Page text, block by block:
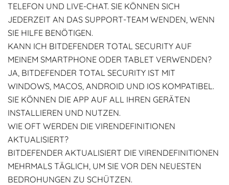
TELEFON UND LIVE-CHAT. SIE KÖNNEN SICH
JEDERZEIT AN DAS SUPPORT-TEAM WENDEN, WENN
SIE HILFE BENÖTIGEN.
KANN ICH BITDEFENDER TOTAL SECURITY AUF
MEINEM SMARTPHONE ODER TABLET VERWENDEN?
JA, BITDEFENDER TOTAL SECURITY IST MIT
WINDOWS, MACOS, ANDROID UND IOS KOMPATIBEL.
SIE KÖNNEN DIE APP AUF ALL IHREN GERÄTEN
INSTALLIEREN UND NUTZEN.
WIE OFT WERDEN DIE VIRENDEFINITIONEN
AKTUALISIERT?
BITDEFENDER AKTUALISIERT DIE VIRENDEFINITIONEN
MEHRMALS TÄGLICH, UM SIE VOR DEN NEUESTEN
BEDROHUNGEN ZU SCHÜTZEN.